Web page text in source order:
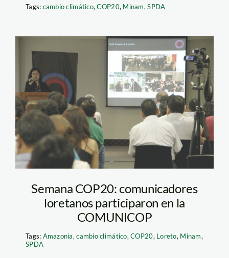
Tags: cambio climático,COP20, Minam,SPDA
comunicop loreto
Semana COP20: comunicadores
loretanos participaron en la
COMUNICOP
Tags: Amazonía,cambio climático,COP20, Loreto, Minam,
SPDA